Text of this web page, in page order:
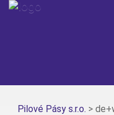
Pilové Pásy s.r.o. >